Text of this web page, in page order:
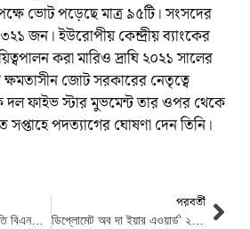
পক্ষে ভোট পড়েছে মাত্র ৯৫টি। সংসদের
জন। ইউরোপীয় কেন্দ্রীয় ব্যাংকের
করা মারিও দ্রাঘি ২০২১ সালের
ক্ষমতাসীন জোট সরকারের নেতৃত্বে
দল ফাইভ স্টার মুভমেন্ট তার ওপর থেকে
সপ্তাহে পদত্যাগের ঘোষণা দেন তিনি।
গণতান্ত্রিক রীতিনীতির প্রতি বিএনপির কোন আস্থা নেই: ওবাইদুল কাদের
পরবর্তী
ডিপ্লোমেট অব দা ইয়ার এওয়ার্ড’ ২২ অর্জন করায় যুক্তরাজ্যের লন্ডনে নিযুক্ত বাংলাদেশ হাই কমিশনার কে সীতাকুণ্ড সমিতি ইউকে এর অভিনন্দন